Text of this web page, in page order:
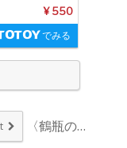
¥ 550
でみる
〈鶴瓶のええ歌やなぁ...